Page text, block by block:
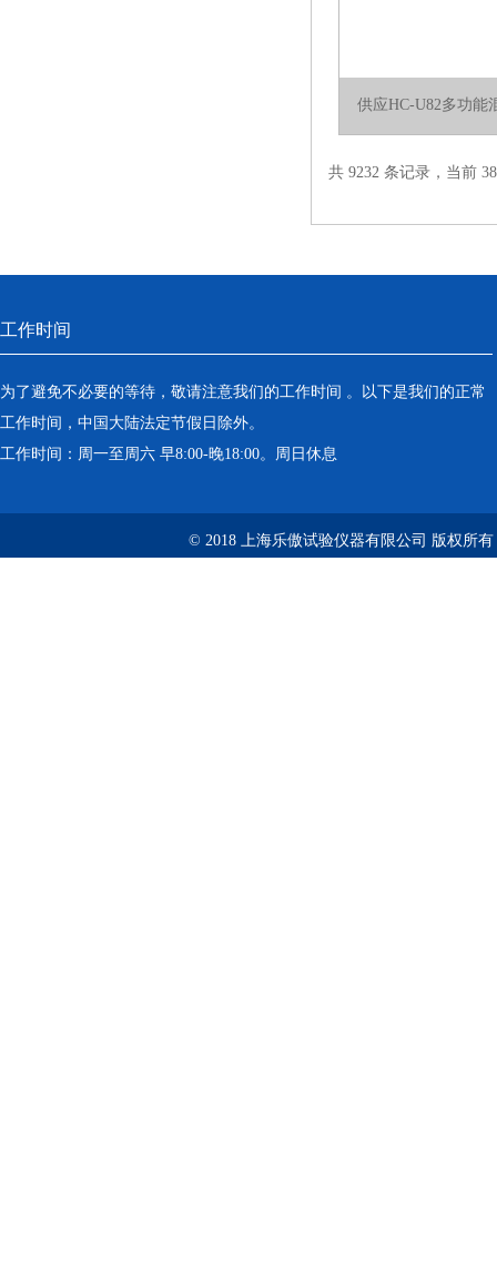
供应HC-U82多功能
共 9232 条记录，当前
工作时间
为了避免不必要的等待，敬请注意我们的工作时间 。以下是我们的正常
工作时间，中国大陆法定节假日除外。
工作时间：周一至周六 早8:00-晚18:00。周日休息
© 2018 上海乐傲试验仪器有限公司 版权所